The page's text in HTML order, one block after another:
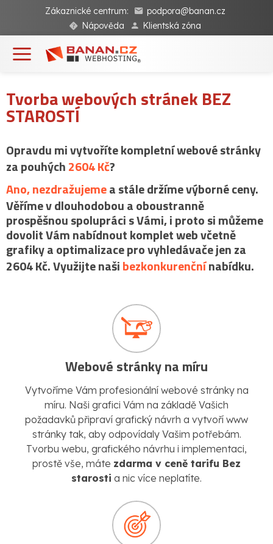
Zákaznické centrum:
podpora@banan.cz
Nápověda
Klientská zóna
Tvorba webových stránek BEZ
STAROSTÍ
Opravdu mi vytvoříte kompletní webové stránky
za pouhých2604 Kč?
Ano, nezdražujemea stále držíme výborné ceny.
Věříme v dlouhodobou a oboustranně
prospěšnou spolupráci s Vámi, i proto si můžeme
dovolit Vám nabídnout komplet web včetně
grafiky a optimalizace pro vyhledávače jen za
2604 Kč. Využijte našibezkonkurenčnínabídku.
Webové stránky na míru
Vytvoříme Vám profesionální webové stránky na
míru. Naši grafici Vám na základě Vašich
požadavků připraví grafický návrh a vytvoří www
stránky tak, aby odpovídaly Vašim potřebám.
Tvorbu webu, grafického návrhu i implementaci,
prostě vše, máte zdarma v ceně tarifu Bez
starosti a nic více neplatíte.